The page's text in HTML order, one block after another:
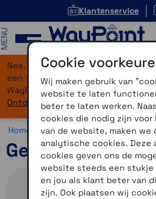
Klantenservice
Nee, je bent niet verdwaald! Onze
een flinke upgrade gekregen.
WayPoint-service, maar dan in een
Ontdek hier wat er allemaal nieuw
Home >Overig >Geocaching >
Geocaching
Cookie
Wij maken gebruik van
website te laten
beter te laten werken.
cookies die nodig zijn
van de website, maken we
analytische cookies. Deze
cookies geven ons de
website steeds een stukje
en jou als klant beter van
zijn. Ook plaatsen wij